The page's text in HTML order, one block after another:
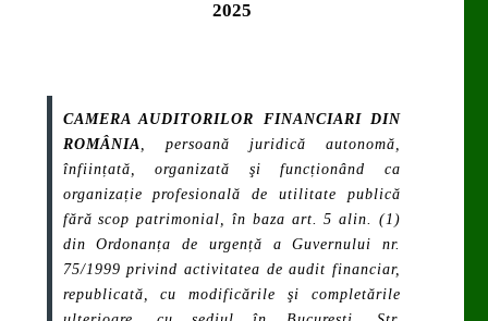
2025
CAMERA AUDITORILOR FINANCIARI DIN
ROMÂNIA
, persoană juridică autonomă,
înființată, organizată şi funcționând ca
organizație profesională de utilitate publică
fără scop patrimonial, în baza art. 5 alin. (1)
din Ordonanța de urgență a Guvernului nr.
75/1999 privind activitatea de audit financiar,
republicată, cu modificările şi completările